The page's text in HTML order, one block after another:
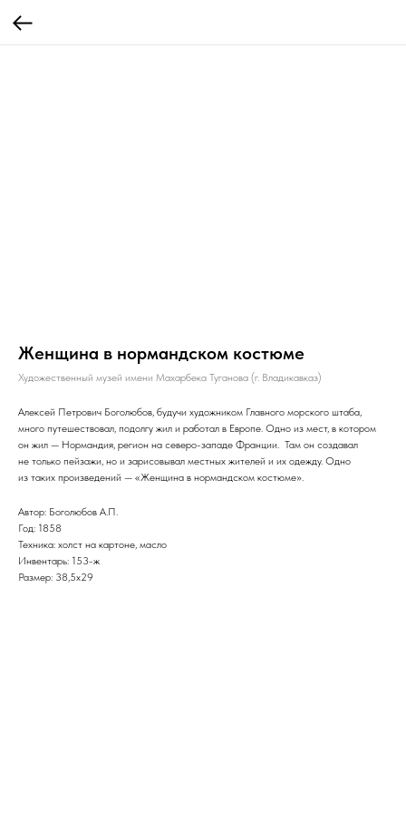
Женщина в нормандском костюме
Художественный музей имени Махарбека Туганова (г. Владикавказ)
Алексей Петрович Боголюбов, будучи художником Главного морского штаба,
много путешествовал, подолгу жил и работал в Европе. Одно из мест, в котором
он жил — Нормандия, регион на северо-западе Франции. Там он создавал
не только пейзажи, но и зарисовывал местных жителей и их одежду. Одно
из таких произведений — «Женщина в нормандском костюме».
Автор: Боголюбов А.П.
Год: 1858
Техника: холст на картоне, масло
Инвентарь: 153-ж
Размер: 38,5х29